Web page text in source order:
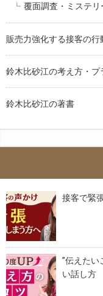
覆面調査・ミステリ
販売力強化する接客の行
鈴木比砂江の考え方・プ
鈴木比砂江の著書
接客で緊
”伝えたい
い話し方